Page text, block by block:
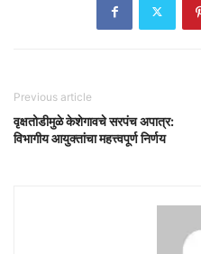
Previous article
वृक्षतोडीमुळे केशेगावचे सरपंच अपात्र:
विभागीय आयुक्तांचा महत्त्वपूर्ण निर्णय